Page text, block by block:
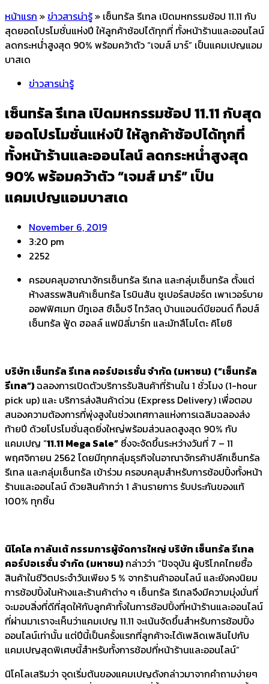
หน้าแรก »ข่าวสารน่ารู้» เซ็นทรัล รีเทล เปิดมหกรรมช้อป 11.11 กับ
สุดยอดโปรโมชั่นแห่งปี ให้ลูกค้าช้อปได้ทุกที่ ทั้งหน้าร้านและออนไลน์
ลดกระหน่ำสูงสุด 90% พร้อมคว้าตัว “เจมส์ มาร์” เป็นแคมเปญแอม
บาสเด
ข่าวสารน่ารู้
เซ็นทรัล รีเทล เปิดมหกรรมช้อป 11.11 กับสุด
ยอดโปรโมชั่นแห่งปี ให้ลูกค้าช้อปได้ทุกที่
ทั้งหน้าร้านและออนไลน์ ลดกระหน่ำสูงสุด
90% พร้อมคว้าตัว “เจมส์ มาร์” เป็น
แคมเปญแอมบาสเด
November 6, 2019
3:20 pm
2252
ครอบคลุมอาณาจักรเซ็นทรัล รีเทล และกลุ่มเซ็นทรัล ตั้งแต่
ห้างสรรพสินค้าเซ็นทรัล โรบินสัน ซูเปอร์สปอร์ต เพาเวอร์บาย
ออฟฟิศเมท บีทูเอส ซืเอ็มจี ไทวัสดุ บ้านแอนด์บียอนด์ ท็อปส์
เซ็นทรัล ฟู้ด ฮอลล์ แฟมิลี่มาร์ท และมัทสึโมโตะ คิโยชิ
บริษัท เซ็นทรัล รีเทล คอร์ปอเรชั่น จำกัด (มหาชน) (“เซ็นทรัล
รีเทล”)ฉลองการเปิดตัวบริการรับสินค้าที่ร้านใน 1 ชั่วโมง (1-hour
pick up) และ บริการส่งสินค้าด่วน (Express Delivery) เพื่อตอบ
สนองความต้องการที่พุ่งสูงในช่วงเทศกาลแห่งการเฉลิมฉลองส่ง
ท้ายปี ด้วยโปรโมชั่นสุดยิ่งใหญ่พร้อมส่วนลดสูงสุด 90% กับ
แคมเปญ “11.11 Mega Sale” ซึ่งจะจัดขึ้นระหว่างวันที่ 7 – 11
พฤศจิกายน 2562 โดยมีทุกกลุ่มธุรกิจในอาณาจักรค้าปลีกเซ็นทรัล
รีเทล และกลุ่มเซ็นทรัล เข้าร่วม ครอบคลุมสำหรับการช้อปปิ้งทั้งหน้า
ร้านและออนไลน์ ด้วยสินค้ากว่า 1 ล้านรายการ รับประกันของแท้
100% ทุกชิ้น
นิโคโล กาลันเต้ กรรมการผู้จัดการใหญ่ บริษัท เซ็นทรัล รีเทล
คอร์ปอเรชั่น จำกัด (มหาชน)กล่าวว่า “ปัจจุบัน ผู้บริโภคไทยซื้อ
สินค้าในชีวิตประจำวันเพียง 5 % จากร้านค้าออนไลน์ และยังคงนิยม
การช้อปปิ้งในห้างและร้านค้าต่าง ๆ เซ็นทรัล รีเทลจึงมีความมุ่งมั่นที่
จะมอบสิ่งที่ดีที่สุดให้กับลูกค้าทั้งในการช้อปปิ้งที่หน้าร้านและออนไลน์
ที่ผ่านมาเราจะเห็นว่าแคมเปญ 11.11 จะเน้นจัดขึ้นสำหรับการช้อปปิ้ง
ออนไลน์เท่านั้น แต่ปีนี้เป็นครั้งแรกที่ลูกค้าจะได้เพลิดเพลินไปกับ
แคมเปญสุดพิเศษนี้สำหรับทั้งการช้อปที่หน้าร้านและออนไลน์”
นิโคโลเสริมว่า จุดเริ่มต้นของแคมเปญดังกล่าวมาจากคำถามง่ายๆ